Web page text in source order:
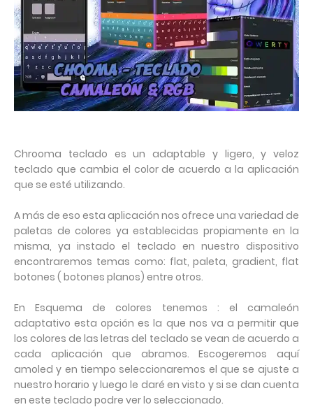
Chrooma teclado es un adaptable y ligero, y veloz
teclado que cambia el color de acuerdo a la aplicación
que se esté utilizando.
A más de eso esta aplicación nos ofrece una variedad de
paletas de colores ya establecidas propiamente en la
misma, ya instado el teclado en nuestro dispositivo
encontraremos temas como: flat, paleta, gradient, flat
botones ( botones planos) entre otros.
En Esquema de colores tenemos : el camaleón
adaptativo esta opción es la que nos va a permitir que
los colores de las letras del teclado se vean de acuerdo a
cada aplicación que abramos. Escogeremos aquí
amoled y en tiempo seleccionaremos el que se ajuste a
nuestro horario y luego le daré en visto y si se dan cuenta
en este teclado podre ver lo seleccionado.